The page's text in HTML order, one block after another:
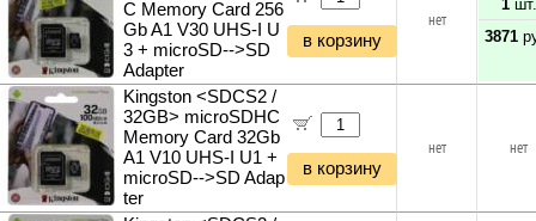
C Memory Card 256
Gb A1 V30 UHS-I U
3 + microSD-->SD
Adapter
в корзину
нет
1шт.
3871
Kingston <SDCS2 /
32GB> microSDHC
Memory Card 32Gb
A1 V10 UHS-I U1 +
microSD-->SD Adap
ter
в корзину
нет нет